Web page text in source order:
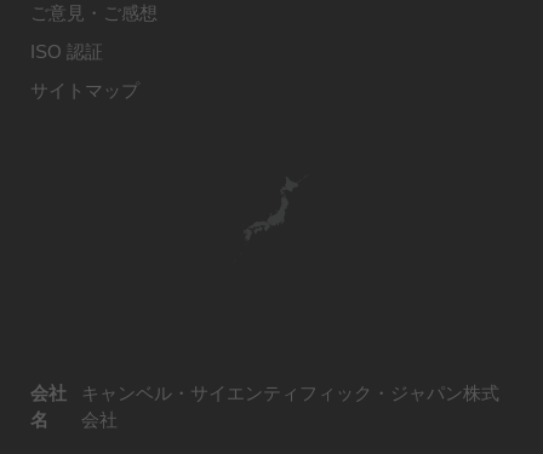
ご意見・ご感想
ISO 認証
サイトマップ
会社
名
キャンベル・サイエンティフィック・ジャパン株式
会社